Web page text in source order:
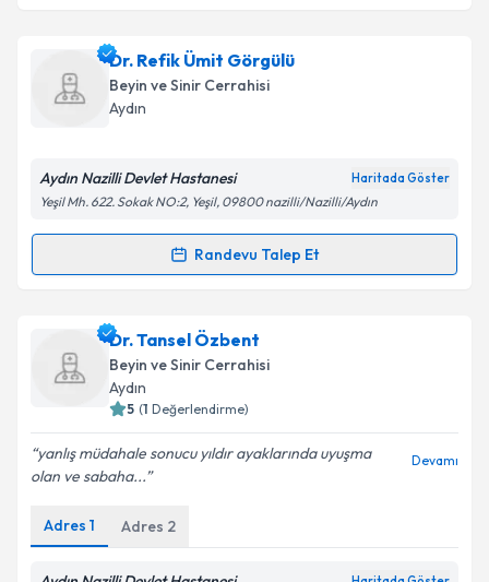
Dr. Metin Akın için randevu takvimi talebi oluşturun.
Size bu uzmandan randevu almanız için bir takvim
hazırlandığında e-posta ile bilgilendireceğiz.
Kişisel verilerimin işlenmesine ilişkin
Metni'ni okudum ve kişisel verilerimin belirtilen
Takvim Talebini Gönder
Dr. Refik Ümit Görgülü
Beyin ve Sinir Cerrahisi
Aydın
Aydın Nazilli Devlet Hastanesi Haritada Göster
Yeşil Mh. 622. Sokak NO:2, Yeşil, 09800 nazilli/Nazilli/Aydın
Randevu Talep Et
Randevu Takvimi Talebi
Dr. Refik Ümit Görgülüiçin randevu takvimi talebi
oluşturun. Size bu uzmandan randevu almanız için bir
takvim hazırlandığında e-posta ile bilgilendireceğiz.
Kişisel verilerimin işlenmesine ilişkin
Metni'ni okudum ve kişisel verilerimin belirtilen
kapsamda işlenmesini kabul ediyorum.
Dr. Tansel Özbent
Beyin ve Sinir Cerrahisi
Aydın
5 (1 Değerlendirme)
yanlış müdahale sonucu yıldır ayaklarında uyuşma
olan ve sabaha...
Devamı
Adres 1 Adres 2